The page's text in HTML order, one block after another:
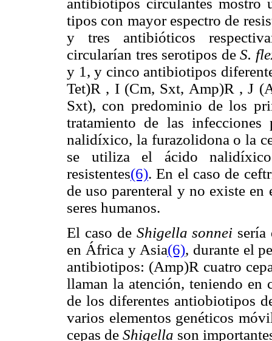
antibiotipos circulantes mostró
tipos con mayor espectro de
y tres antibióticos
circularían tres serotipos deS.
y 1, y cinco antibiotipos
Tet)R , I (Cm, Sxt, Amp)R , J
Sxt), con predominio de los
tratamiento de las
nalidíxico, la furazolidona o la
se utiliza el ácido
resistentes(6). En el caso de
de uso parenteral y no existe
seres humanos.
El caso de Shigella sonnei
en África y Asia(6), durante el
antibiotipos: (Amp)R cuatro
llaman la atención, teniendo en
de los diferentes antiobiotipos
varios elementos genéticos
cepas de Shigella son